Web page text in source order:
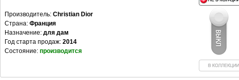
Производитель: Christian Dior
Страна: Франция
Назначение: для дам
Год старта продаж: 2014
Состояние: производится